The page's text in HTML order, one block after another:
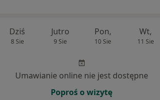
Dziś
8 Sie
Jutro
9 Sie
Pon,
10 Sie
Wt,
11 Sie
Umawianie online nie jest dostępne
Poproś o wizytę